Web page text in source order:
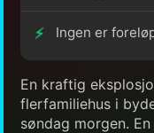
Ingen er
En kraftig
flerfamiliehus i
søndag morgen.